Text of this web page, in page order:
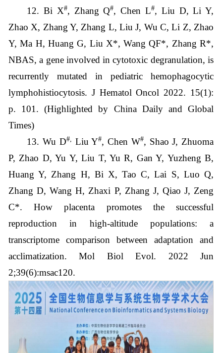
12. Bi X#, Zhang Q#, Chen L#, Liu D, Li Y,
Zhao X, Zhang Y, Zhang L, Liu J, Wu C, Li Z, Zhao
Y, Ma H, Huang G, Liu X*, Wang QF*, Zhang R*,
NBAS, a gene involved in cytotoxic degranulation, is
recurrently mutated in pediatric hemophagocytic
lymphohistiocytosis. J Hematol Oncol 2022. 15(1):
p. 101. (Highlighted by China Daily and Global
Times)
13. Wu D#, Liu Y#, Chen W#, Shao J, Zhuoma
P, Zhao D, Yu Y, Liu T, Yu R, Gan Y, Yuzheng B,
Huang Y, Zhang H, Bi X, Tao C, Lai S, Luo Q,
Zhang D, Wang H, Zhaxi P, Zhang J, Qiao J, Zeng
C*. How placenta promotes the successful
reproduction in high-altitude populations: a
transcriptome comparison between adaptation and
acclimatization. Mol Biol Evol. 2022 Jun
2;39(6):msac120.